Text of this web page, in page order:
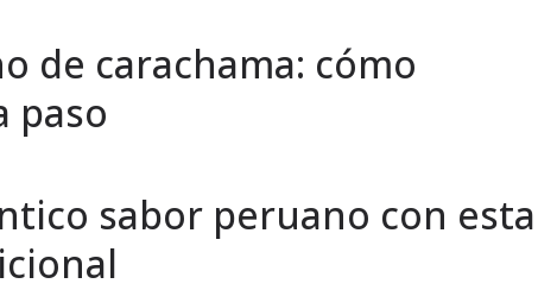
de carachama: cómo
paso
sabor peruano con esta